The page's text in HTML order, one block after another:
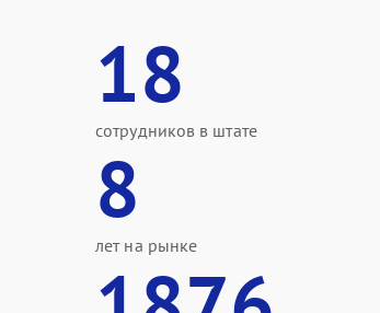
18
сотрудников в штате
8
лет на рынке